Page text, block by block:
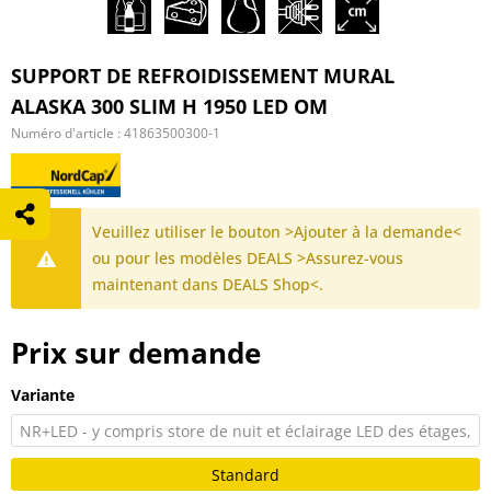
SUPPORT DE REFROIDISSEMENT MURAL
ALASKA 300 SLIM H 1950 LED OM
Numéro d'article : 41863500300-1
Veuillez utiliser le bouton >Ajouter à la demande<
ou pour les modèles DEALS >Assurez-vous
maintenant dans DEALS Shop<.
Prix sur demande
Variante
NR+LED - y compris store de nuit et éclairage LED des étages,
blanc, 4500-5000 K
Standard